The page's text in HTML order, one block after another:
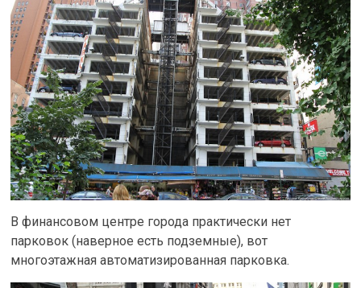
В финансовом центре города практически нет
парковок (наверное есть подземные), вот
многоэтажная автоматизированная парковка.